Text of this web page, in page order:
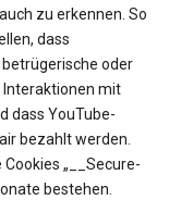
zu erkennen. So
dass
oder
mit
dass YouTube-
bezahlt werden.
Cookies „__Secure-
bestehen.